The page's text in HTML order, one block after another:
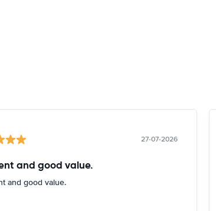
27-07-2026
and good value.
and good value.